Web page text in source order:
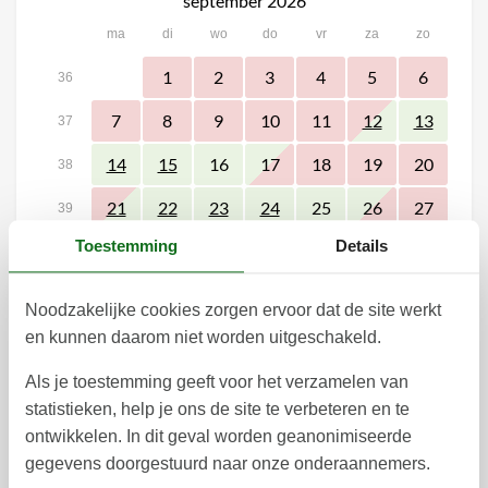
ma di wo do vr za zo
36 1 2 3 4 5 6
37 7 8 9 10 11 12 13
38 14 15 16 17 18 19 20
39 21 22 23 24 25 26 27
28 29
oktober 2026
40 1 2 3
5 6 7 8 9 10
Toestemming Details
Noodzakelijke cookies zorgen ervoor dat de site werkt
en kunnen daarom niet worden uitgeschakeld.
Als je toestemming geeft voor het verzamelen van
statistieken, help je ons de site te verbeteren en te
ontwikkelen. In dit geval worden geanonimiseerde
gegevens doorgestuurd naar onze onderaannemers.